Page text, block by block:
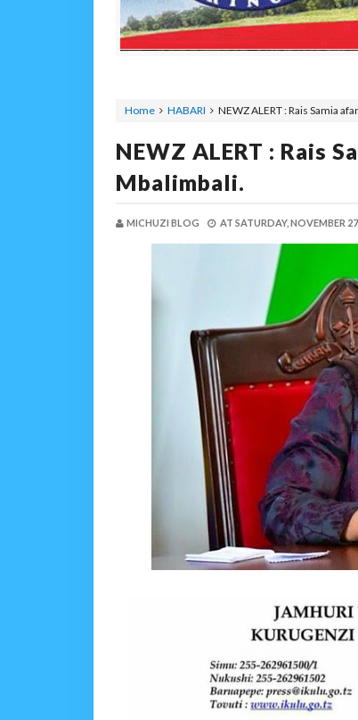
Home HABARI NEWZ ALERT : Rais Samia
NEWZ ALERT : Rais
Mbalimbali.
MICHUZI BLOG AT SATURDAY, NOVEMBER